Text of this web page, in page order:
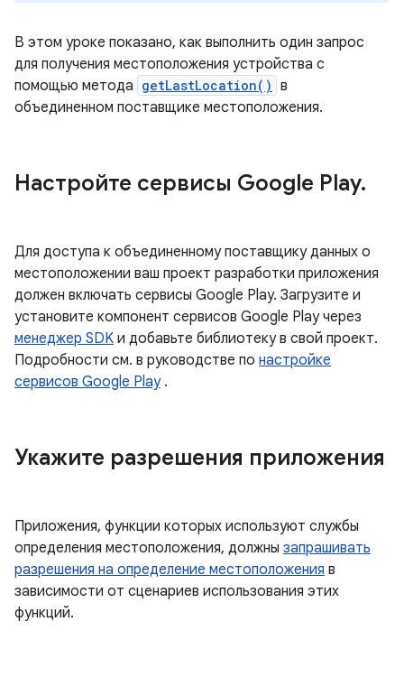
В этом уроке показано, как выполнить один запрос
для получения местоположения устройства с
помощью метода getLastLocation() в
объединенном поставщике местоположения.
Настройте сервисы Google Play.
Для доступа к объединенному поставщику данных о
местоположении ваш проект разработки приложения
должен включать сервисы Google Play. Загрузите и
установите компонент сервисов Google Play через
менеджер SDK и добавьте библиотеку в свой проект.
Подробности см. в руководстве по настройке
сервисов Google Play.
Укажите разрешения приложения
Приложения, функции которых используют службы
определения местоположения, должны запрашивать
разрешения на определение местоположения в
зависимости от сценариев использования этих
функций.